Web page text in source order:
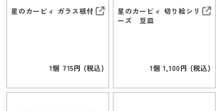
星のカービィ ガラス根付
1個 715円 (税込)
星のカービィ 切り絵シリ
ーズ 豆皿
1個 1,100円 (税込)